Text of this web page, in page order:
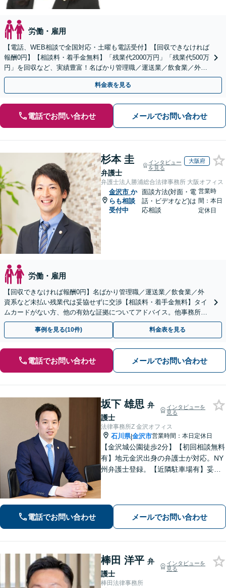
労働・雇用
【電話、WEB相談で全国対応・土曜も電話受付】【回収できなければ
報酬0円】【相談料・着手金無料】「残業代2000万円」「残業代500万
円」を回収など、実績豊富！名ばかり管理職／運送業／飲食業／外資
系など妥協せずに交渉！他で断られた方も対応。
料金表を見る
電話でお問い合わせ メールでお問い合わせ
杉本 圭
弁護士
インタビュー
を見る
大阪府
弁護士法人勝浦総合法律事務所 大阪オフィス
金沢市 か
らも相談
受付中
面談方法(対面・電
話・ビデオなど)は
応相談
営業時
間：本日
定休日
労働・雇用
【回収できなければ報酬0円】名ばかり管理職／運送業／飲食業／外
資系など未払い残業代は妥協せずに交渉【相談料・着手金無料】タイ
ムカードがない方、他の有効な証拠についてアドバイス。他事務所で
断られた方もご相談ください。あなたの権利を守ります！
事例を見る(10件) 料金表を見る
電話でお問い合わせ メールでお問い合わせ
坂下 雄思 弁
護士
インタビューを
見る
法律事務所Z 金沢オフィス
石川県|金沢市営業時間：本日定休日
【金沢城公園徒歩2分】【初回相談無料
有】地元金沢出身の弁護士が対応。NY
州弁護士登録。【近隣駐車場有】妥協
電話でお問い合わせ メールでお問い合わせ
棒田 洋平 弁
護士
インタビューを
見る
棒田法律事務所